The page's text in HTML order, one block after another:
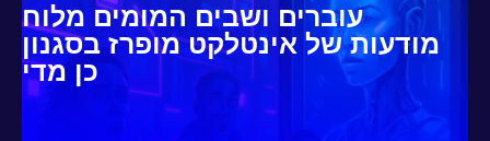
עוברים ושבים המומים מלוח
מודעות של אינטלקט מופרז בסגנון
כן מדי